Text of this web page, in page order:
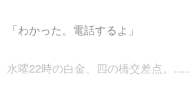
「わかった。電話するよ」
水曜22時の白金、四の橋交差点。......